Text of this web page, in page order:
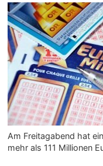
Am Freitagabend hat
mehr als 111 Millionen